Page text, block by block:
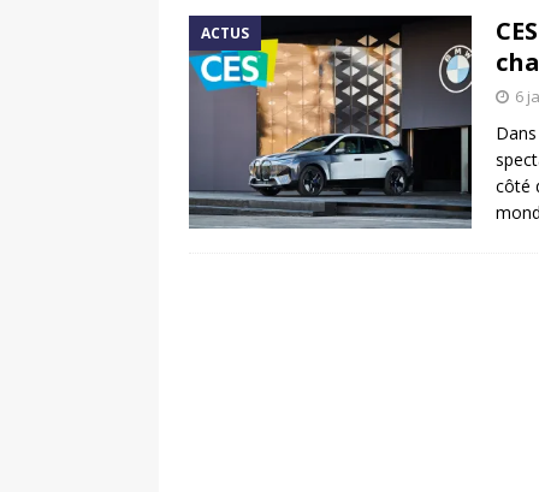
ACTUS
6
côté